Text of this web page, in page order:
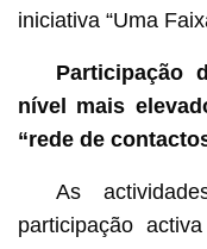
iniciativa “Uma
Participação
nível mais
“rede de
As
participação